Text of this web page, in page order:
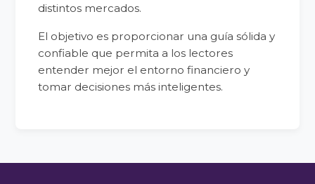
distintos mercados.
El objetivo es proporcionar una guía sólida y
confiable que permita a los lectores
entender mejor el entorno financiero y
tomar decisiones más inteligentes.